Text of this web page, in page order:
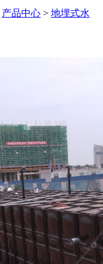
产品中心 > 地埋式水